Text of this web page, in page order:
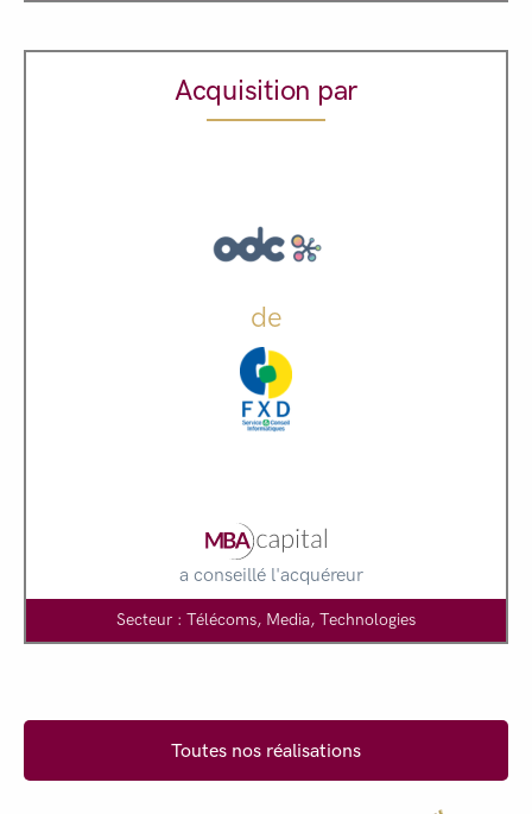
Acquisition par
de
a conseillé l'acquéreur
Secteur : Télécoms, Media, Technologies
Toutes nos réalisations